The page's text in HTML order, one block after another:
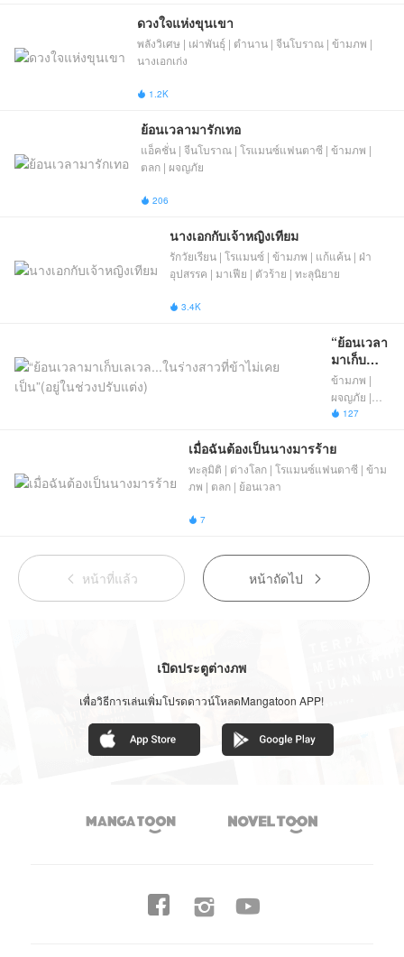
ดวงใจแห่งขุนเขา
พลังวิเศษ | เผ่าพันธุ์ | ตำนาน | จีนโบราณ | ข้ามภพ |
นางเอกเก่ง
 1.2K
ย้อนเวลามารักเทอ
แอ็คชั่น | จีนโบราณ | โรแมนซ์แฟนตาซี | ข้ามภพ |
ตลก | ผจญภัย
 206
นางเอกกับเจ้าหญิงเทียม
รักวัยเรียน | โรแมนซ์ | ข้ามภพ | แก้แค้น | ฝ่า
อุปสรรค | มาเฟีย | ตัวร้าย | ทะลุนิยาย
 3.4K
“ย้อนเวลา
มาเก็บ
เลเวล...ใน
ร่างสาวที่
ข้าไม่เคย
ในช่วง
ปรับแต่ง)
ข้ามภพ |
ผจญภัย |
ฮาเร็ม | เกิด
เวทมนตร์ |
โรแมนซ์
 127
เมื่อฉันต้องเป็นนางมารร้าย
ทะลุมิติ | ต่างโลก | โรแมนซ์แฟนตาซี | ข้าม
ภพ | ตลก | ย้อนเวลา
 7
 หน้าที่แล้ว หน้าถัดไป 
เปิดประตูต่างภพ
เพื่อวิธีการเล่นเพิ่มโปรดดาวน์โหลดMangatoon APP!
 
 